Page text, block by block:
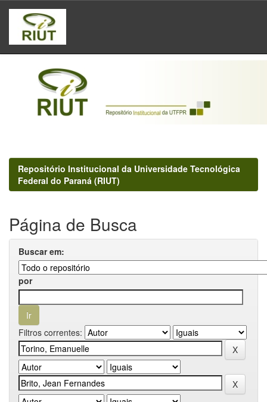
Skip
navigation
Repositório Institucional da Universidade Tecnológica
Federal do Paraná (RIUT)
Página de Busca
Buscar em:
por
Filtros correntes: